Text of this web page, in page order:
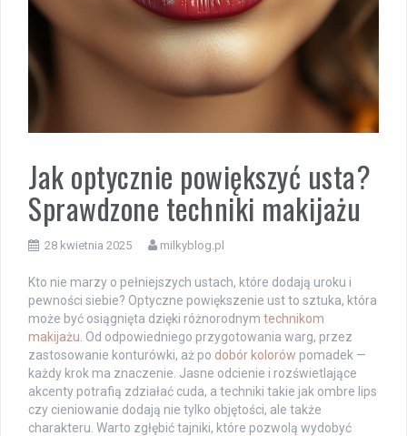
Jak optycznie powiększyć usta?
Sprawdzone techniki makijażu
28 kwietnia 2025 milkyblog.pl
Kto nie marzy o pełniejszych ustach, które dodają uroku i
pewności siebie? Optyczne powiększenie ust to sztuka, która
może być osiągnięta dzięki różnorodnym technikom
makijażu . Od odpowiedniego przygotowania warg, przez
zastosowanie konturówki, aż po dobór kolorów pomadek —
każdy krok ma znaczenie. Jasne odcienie i rozświetlające
akcenty potrafią zdziałać cuda, a techniki takie jak ombre lips
czy cieniowanie dodają nie tylko objętości, ale także
charakteru. Warto zgłębić tajniki, które pozwolą wydobyć